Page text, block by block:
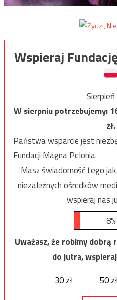
Wspieraj
W sierpniu potrzebujemy:
zł.
Państwa wsparcie jest
Fundacji Magna Polonia.
Masz świadomość tego
niezależnych ośrodków
wspieraj nas
8%
Uważasz, że robimy dobrą
do jutra,
30 zł
50 zł